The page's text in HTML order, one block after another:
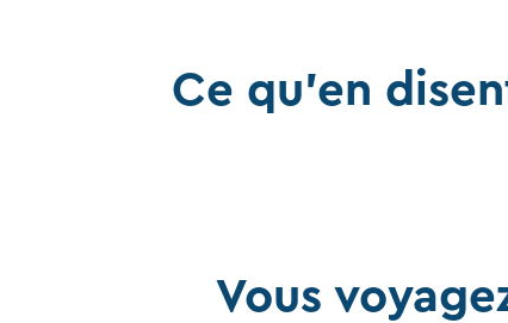
Ce qu'en
Vous